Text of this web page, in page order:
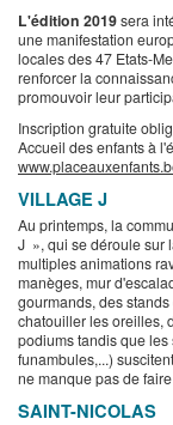
L'édition 2019sera
une manifestation
locales des 47 Etats-
renforcer la
promouvoir leur
Inscription gratuite
Accueil des enfants à
VILLAGE J
Au printemps, la
J », qui se déroule sur
multiples animations
manèges, mur
gourmands, des
chatouiller les oreilles,
podiums tandis que
funambules,...)
ne manque pas de
SAINT-NICOLAS